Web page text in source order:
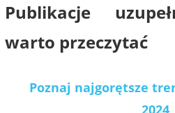
Publikacje
warto przeczytać
Poznaj najgorętsze
2024